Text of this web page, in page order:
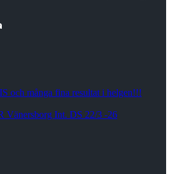
och många fina resultat i helgen!!!
Vänersborg Int. DS 22/3 -26